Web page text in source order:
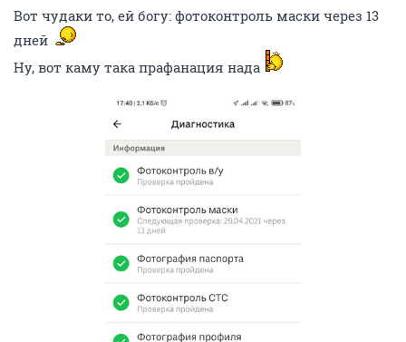
Вот чудаки то, ей богу: фотоконтроль маски через 13
дней
Ну, вот каму така прафанация нада